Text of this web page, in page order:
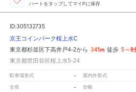
ハートをタップしてマイPに保存
ID:305132735
京王コインパーク桜上水C
東京都杉並区下高井戸4-2から 341m 徒歩 5～8
東京都世田谷区桜上水5-24
駐車場形式 - 屋内外形式
全長 - 全幅